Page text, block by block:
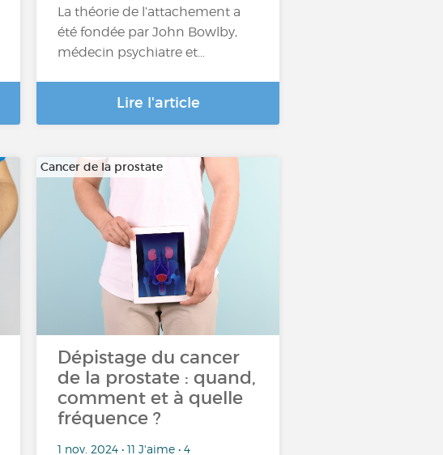
La théorie de l’attachement a
été fondée par John Bowlby,
médecin psychiatre et…
Lire l'article
Cancer de la prostate
Dépistage du cancer
de la prostate : quand,
comment et à quelle
fréquence ?
1 nov. 2024 • 11 J'aime • 4